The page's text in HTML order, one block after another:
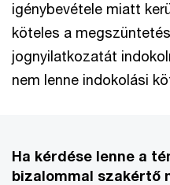
igénybevétele miatt
köteles a
jognyilatkozatát
nem lenne indokolási
Ha kérdése lenne a
bizalommal szakértő